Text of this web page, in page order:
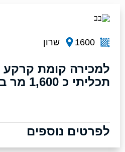
1600 שרון
למכירה קומת
תכליתי כ 1,600 מר בשרון
לפרטים נוספים